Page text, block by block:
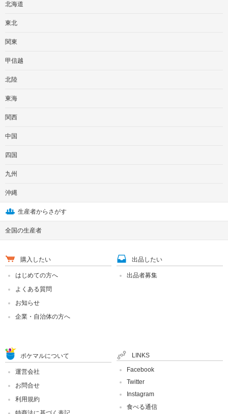
北海道
東北
関東
甲信越
北陸
東海
関西
中国
四国
九州
沖縄
生産者からさがす
全国の生産者
購入したい
はじめての方へ
よくある質問
お知らせ
企業・自治体の方へ
出品したい
出品者募集
ポケマルについて
運営会社
お問合せ
利用規約
LINKS
Facebook
Twitter
Instagram
食べる通信